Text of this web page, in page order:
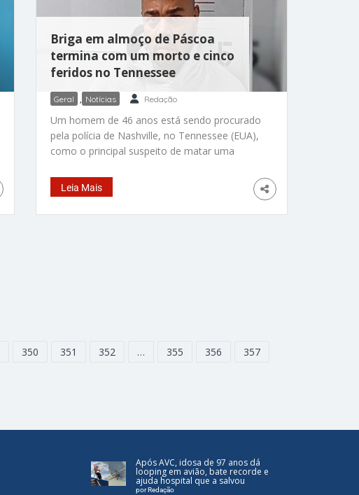
Briga em almoço de Páscoa
termina com um morto e cinco
feridos no Tennessee
Geral , Notícias Redação
Um homem de 46 anos está sendo procurado
pela polícia de Nashville, no Tennessee (EUA),
como o principal suspeito de matar uma
um almoço de Páscoa. Anton Rucker é
procurado pela polícia como suspeito de atirar
contra diversas pessoas durante um almoço
Leia Mais
350 351 352 … 355 356
357
Após AVC, idosa de 97 anos dá
looping em avião, bate recorde e
ajuda hospital que a salvou
por Redação